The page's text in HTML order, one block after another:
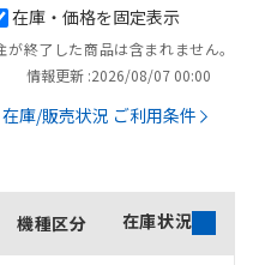
終了した商品は含まれません。
在庫・価格を固定表示
情報更新 :2026/08/07 00:00
在庫/販売状況 ご利用条件
機種区分 在庫状況